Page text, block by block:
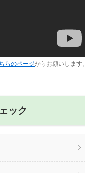
らのページからお願いします。
ック